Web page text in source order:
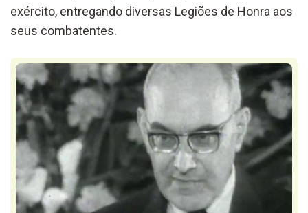
exército, entregando diversas Legiões de Honra aos
seus combatentes.